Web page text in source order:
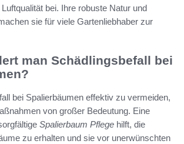
bei. Ihre robuste Natur und
sie für viele Gartenliebhaber zur
man Schädlingsbefall bei
bei Spalierbäumen effektiv zu vermeiden,
von großer Bedeutung. Eine
Spalierbaum Pflege hilft, die
zu erhalten und sie vor unerwünschten